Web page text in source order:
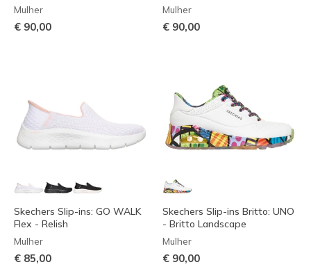
Mulher
€ 90,00
Mulher
€ 90,00
Skechers Slip-ins: GO WALK
Flex - Relish
Mulher
€ 85,00
Skechers Slip-ins Britto: UNO
- Britto Landscape
Mulher
€ 90,00